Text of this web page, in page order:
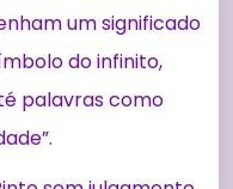
um significado
do infinito,
palavras como